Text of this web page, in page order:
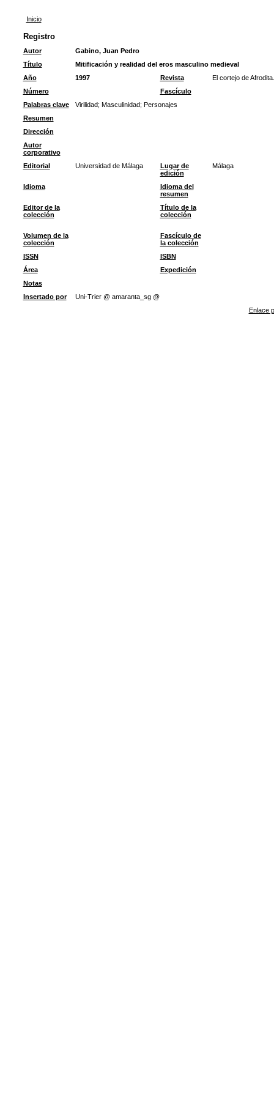
Inicio
Registro
Autor
Gabino, Juan Pedro
Título
Mitificación y realidad del eros masculino medieval
Año
1997 Revista
El cortejo de
Número
Fascículo
Palabras clave
Virilidad; Masculinidad; Personajes
Resumen
Dirección
Autor
corporativo
Editorial
Universidad de Málaga
Lugar de
edición
Málaga
Idioma
Idioma del
resumen
Editor de la
colección
Título de la
colección
Volumen de la
colección
Fascículo de
la colección
ISSN
ISBN
Área
Expedición
Notas
Insertado por
Uni-Trier @ amaranta_sg @
Enlace